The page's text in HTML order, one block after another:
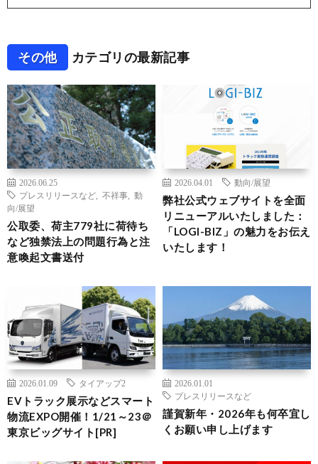
その他 カテゴリの最新記事
2026.06.25
プレスリリースなど
不祥事
動
向/展望
公取委、荷主779社に荷待ち
など独禁法上の問題行為と注
意喚起文書送付
2026.04.01 動向/展望
弊社公式ウェブサイトを全面
リニューアルいたしました：
「LOGI-BIZ」の魅力をお伝え
いたします！
2026.01.09 タイアップ2
EVトラック展示などスマート
物流EXPO開催！1/21～23＠
東京ビッグサイト[PR]
2026.01.01
プレスリリースなど
謹賀新年・2026年も何卒宜し
くお願い申し上げます